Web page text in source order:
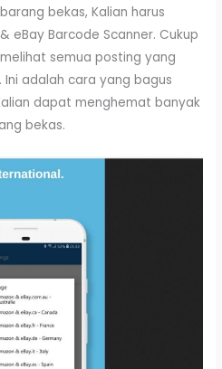
bekas, Kalian harus
eBay Barcode Scanner. Cukup
semua posting yang
adalah cara yang bagus
dapat menghemat banyak
bekas.